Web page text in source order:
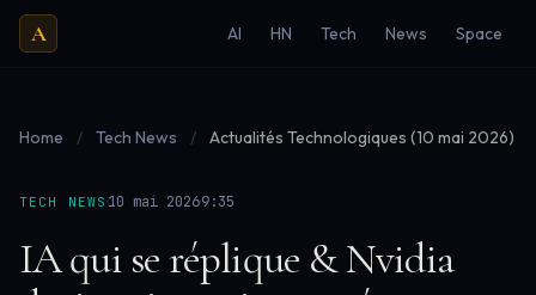
A AI HN Tech News Space
Home / Tech News / Actualités Technologiques (10 mai 2026)
TECH NEWS·10 mai 2026·9:35
IA qui se réplique & Nvidia